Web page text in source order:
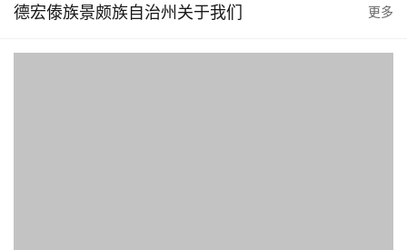
德宏傣族景颇族自治州关于我们 更多